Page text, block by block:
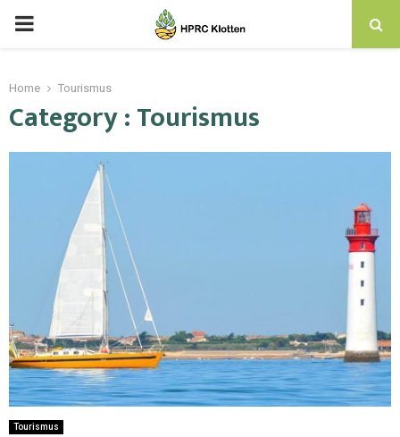
Home Tourismus
Category : Tourismus
Tourismus